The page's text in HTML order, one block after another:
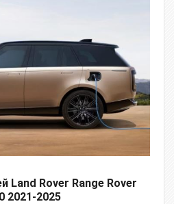
Land Rover Range Rover
2021-2025